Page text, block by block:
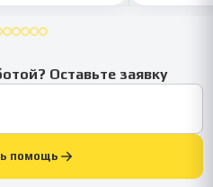
Оставьте заявку
помощь